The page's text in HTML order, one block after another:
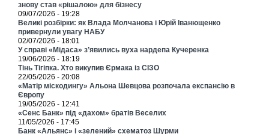
знову став «рішалою» для бізнесу
09/07/2026 - 19:28
Великі розбірки: як Влада Молчанова і Юрій Іванющенко
привернули увагу НАБУ
02/07/2026 - 18:01
У справі «Мідаса» з’явились вуха нардепа Кучеренка
19/06/2026 - 18:19
Тінь Тігіпка. Хто викупив Єрмака із СІЗО
22/05/2026 - 20:08
«Матір міскодингу» Альона Шевцова розпочала експансію в
Європу
19/05/2026 - 12:41
«Сенс Банк» під «дахом» братів Веселих
11/05/2026 - 17:45
Банк «Альянс» і «зелений» схематоз Шурми